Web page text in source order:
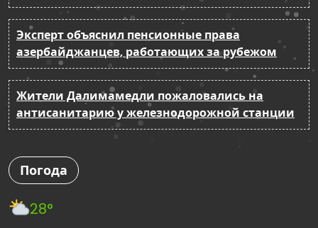
Эксперт объяснил пенсионные права
азербайджанцев, работающих за рубежом
Жители Далимамедли пожаловались на
антисанитарию у железнодорожной станции
Погода
28°